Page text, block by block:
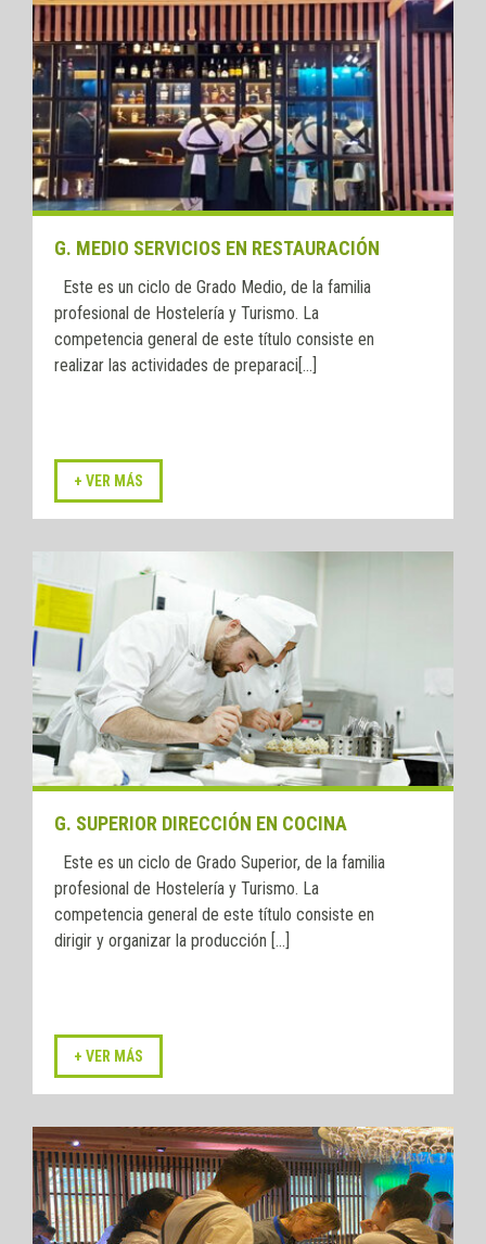
G. MEDIO SERVICIOS EN RESTAURACIÓN
Este es un ciclo de Grado Medio, de la familia
profesional de Hostelería y Turismo. La
competencia general de este título consiste en
realizar las actividades de preparaci[...]
G. SUPERIOR DIRECCIÓN EN COCINA
Este es un ciclo de Grado Superior, de la familia
profesional de Hostelería y Turismo. La
competencia general de este título consiste en
dirigir y organizar la producción [...]